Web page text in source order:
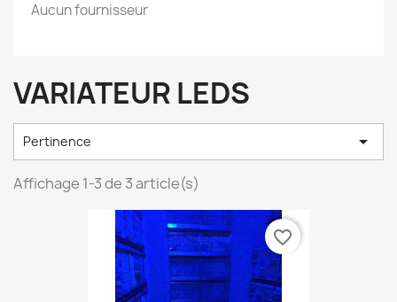
Aucun fournisseur
VARIATEUR LEDS
Pertinence 
Affichage 1-3 de 3 article(s)
favorite_border